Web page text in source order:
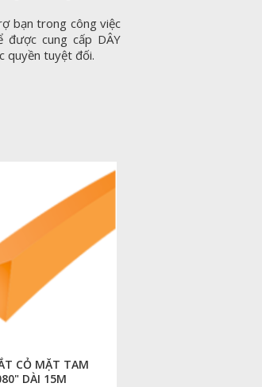
bạn trong công việc
được cung cấp DÂY
quyền tuyệt đối.
CỎ MẶT TAM
DÀI 15M